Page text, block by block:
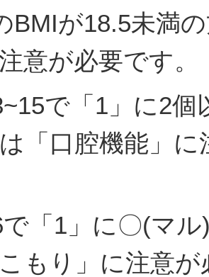
BMIが18.5未満
意が必要です。
で「1」に2
「口腔機能」に
「1」に〇(マ
こもり」に注意